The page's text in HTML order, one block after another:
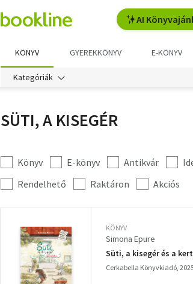
AI
KÖNYV GYEREKKÖNYV E-KÖNYV
Kategóriák
SÜTI, A KISEGÉR
Kategória
szűrés
Könyv E-könyv Antikvár
További
szűrők
Rendelhető Raktáron Akciós
KÖNYV
Simona Epure
Süti, a kisegér és a
Cerkabella Könyvkiadó,